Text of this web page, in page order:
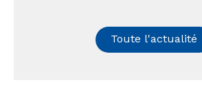
Toute l'actualité